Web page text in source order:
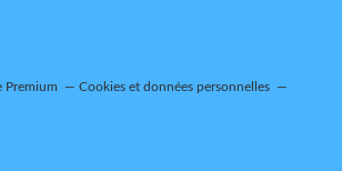
Premium Cookies et données personnelles